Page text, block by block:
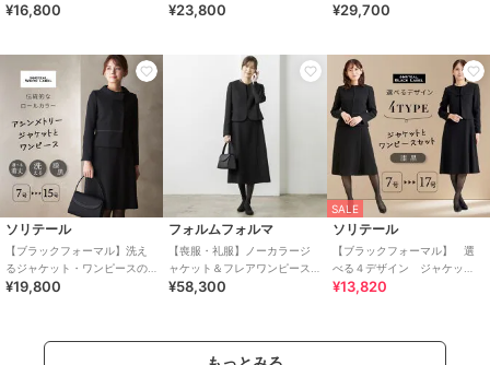
ット・ワンピースアンサンブ
¥16,800
アンサンブル/喪服/礼服/卒業
¥23,800
フォーマル
¥29,700
ソリテール
【ブラックフォーマル】洗え
るジャケット・ワンピースの
アンサンブル/喪服/礼服/卒業
¥19,800
フォルムフォルマ
【喪服・礼服】ノーカラージ
ャケット＆フレアワンピース/
卒業式/入学式/ブラックフォー
¥58,300
SALE
ソリテール
【ブラックフォーマル】 選
べる４デザイン ジャケッ
ト・ワンピースの2点セット
¥13,820